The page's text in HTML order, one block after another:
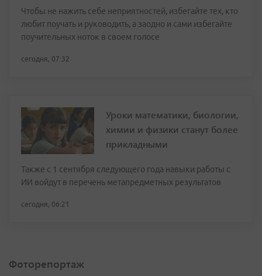
Чтобы не нажить себе неприятностей, избегайте тех, кто
любит поучать и руководить, а заодно и сами избегайте
поучительных ноток в своем голосе
сегодня, 07:32
Уроки математики, биологии,
химии и физики станут более
прикладными
Также с 1 сентября следующего года навыки работы с
ИИ войдут в перечень метапредметных результатов
сегодня, 06:21
Фоторепортаж